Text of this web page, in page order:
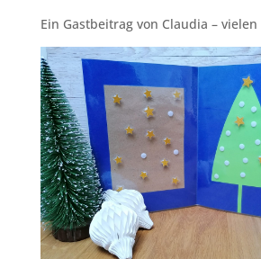
Ein Gastbeitrag von Claudia –